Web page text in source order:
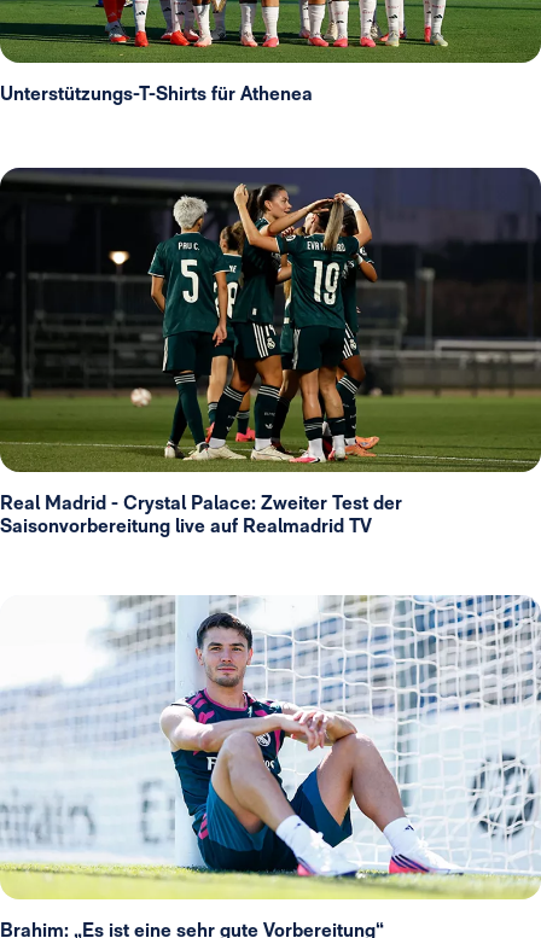
Unterstützungs-T-Shirts für Athenea
Real Madrid - Crystal Palace: Zweiter Test der
Saisonvorbereitung live auf Realmadrid TV
Brahim: „Es ist eine sehr gute Vorbereitung“